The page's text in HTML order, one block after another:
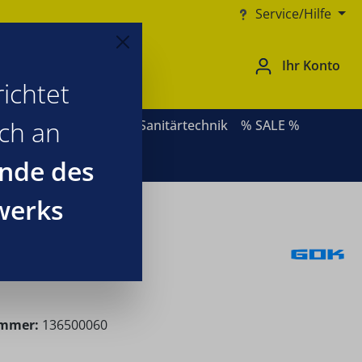
Service/Hilfe
Ihr Konto
Heizsysteme Sanitärtechnik % SALE %
136500060
an
des